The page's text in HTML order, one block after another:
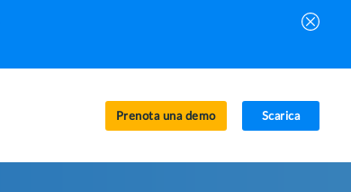
Prenota una demo Scarica